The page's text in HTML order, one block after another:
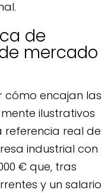
de
mercado
cómo encajan las
ilustrativos
referencia real de
industrial con
€ que, tras
y un salario